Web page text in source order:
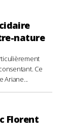
nature
Ce
Ariane...
Florent